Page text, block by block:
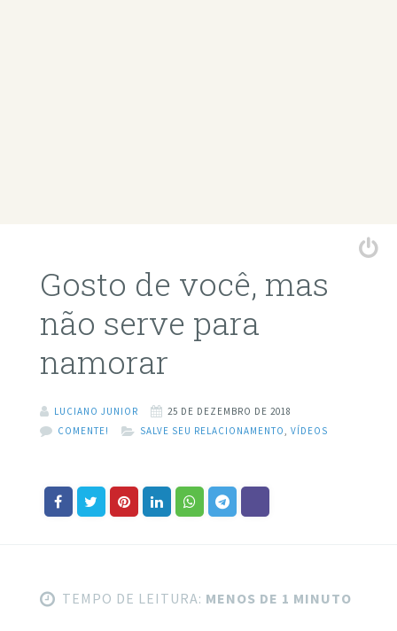
Gosto de você, mas
não serve para
namorar
LUCIANO JUNIOR
25 DE DEZEMBRO DE 2018
COMENTE!
SALVE SEU RELACIONAMENTO VÍDEOS
TEMPO DE LEITURA: MENOS DE 1 MINUTO